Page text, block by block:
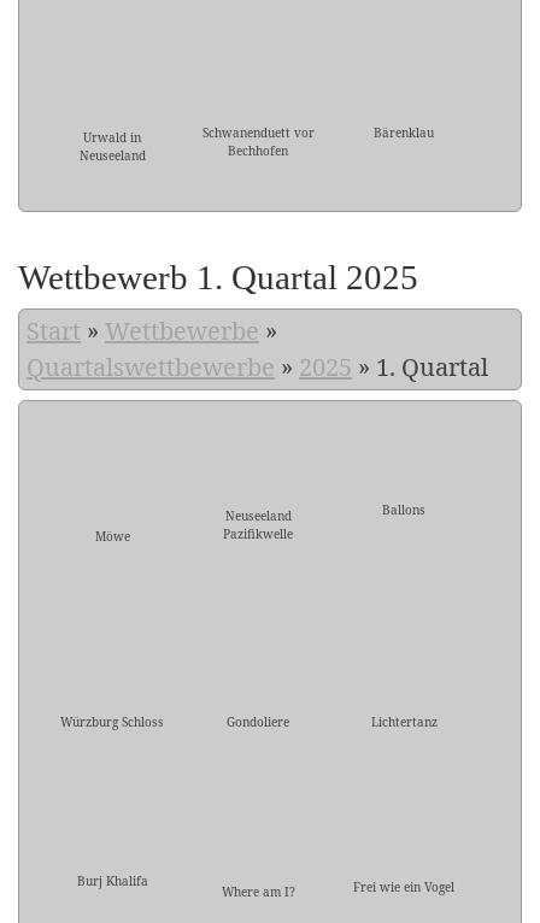
Urwald in
Neuseeland
Schwanenduett vor
Bechhofen
Bärenklau
Wettbewerb 1. Quartal 2025
Start » Wettbewerbe »
Quartalswettbewerbe » 2025 » 1. Quartal
Möwe
Neuseeland
Pazifikwelle
Ballons
Würzburg Schloss Gondoliere Lichtertanz
Burj Khalifa
Where am I? Frei wie ein Vogel